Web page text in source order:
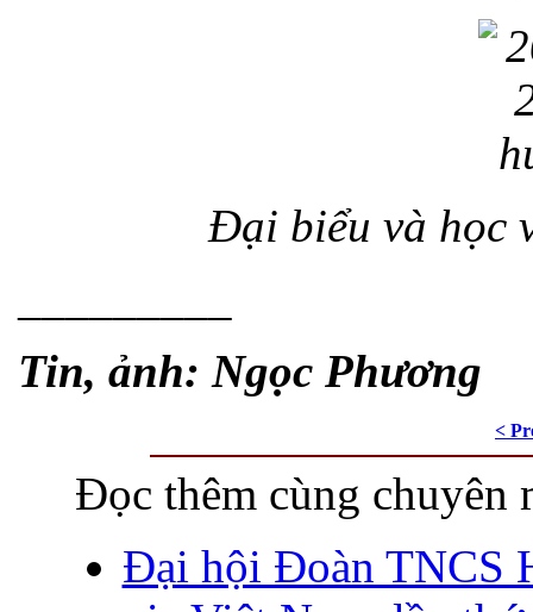
Đại biểu và học
Tin, ảnh: Ngọc Phương
<
Đọc thêm cùng chuyên
Đại hội Đoàn TNCS